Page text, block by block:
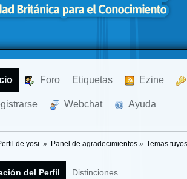
Foro Etiquetas Ezine
Webchat Ayuda
de yosi » Panel de agradecimientos» Temas
del Perfil Distinciones